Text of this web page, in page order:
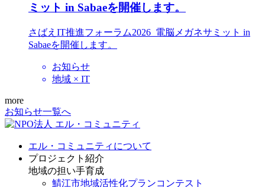
ミット in Sabaeを開催します。
さばえIT推進フォーラム2026_電脳メガネサミット in
Sabaeを開催します。
お知らせ
地域 × IT
more
お知らせ一覧へ
エル・コミュニティについて
プロジェクト紹介
地域の担い手育成
鯖江市地域活性化プランコンテスト